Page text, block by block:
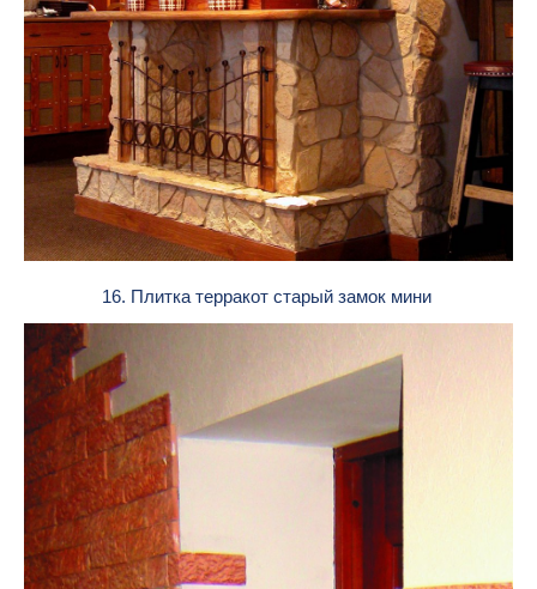
16. Плитка терракот старый замок мини